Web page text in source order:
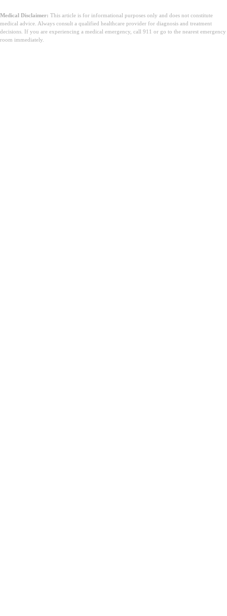
Medical Disclaimer: This article is for informational purposes only and does not constitute
medical advice. Always consult a qualified healthcare provider for diagnosis and treatment
decisions. If you are experiencing a medical emergency, call 911 or go to the nearest emergency
room immediately.